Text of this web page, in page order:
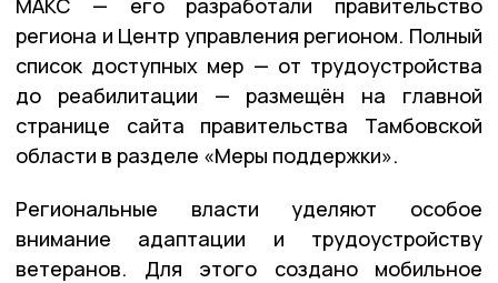
региона и Центр управления регионом. Полный
список доступных мер — от трудоустройства
до реабилитации — размещён на главной
странице сайта правительства Тамбовской
области в разделе «Меры поддержки».
Региональные власти уделяют особое
внимание адаптации и трудоустройству
ветеранов. Для этого создано мобильное